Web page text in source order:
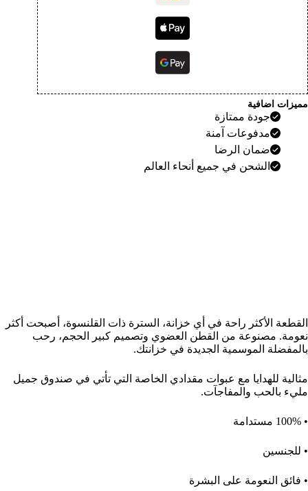
مميزات اضافية
جودة ممتازة
مدفوعات آمنة
ضمان الرضا
الشحن في جميع أنحاء العالم
القطعة الأكثر راحة في أي خزانة، السترة ذات القلنسوة، أصبحت أكثر
نعومة. مصنوعة من القطن العضوي وتصميم كبير الحجم، رحب
بالمفضلة الموسمية الجديدة في خزانتك.
مثالية للهدايا مع عبوات مقدادي الخاصة التي تأتي في صندوق جميل
مليء بالحب والمفاجآت.
• 100% مستدامة
• للجنسين
• فائق النعومة على البشرة